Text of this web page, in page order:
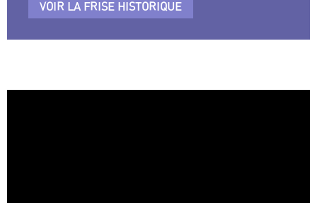
VOIR LA FRISE HISTORIQUE